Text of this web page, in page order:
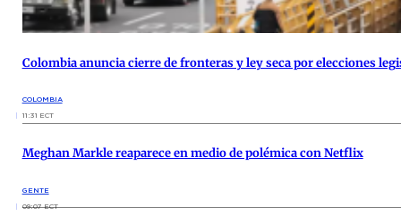
Colombia anuncia cierre de fronteras y ley seca por elecciones
COLOMBIA
11:31 ECT
Meghan Markle reaparece en medio de polémica con Netflix
GENTE
09:07 ECT